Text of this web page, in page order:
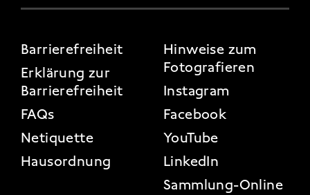
FOOTER 3
Barrierefreiheit
Erklärung zur
Barrierefreiheit
FAQs
Netiquette
Hausordnung
Hinweise zum
Fotografieren
Instagram
Facebook
YouTube
LinkedIn
Sammlung-Online